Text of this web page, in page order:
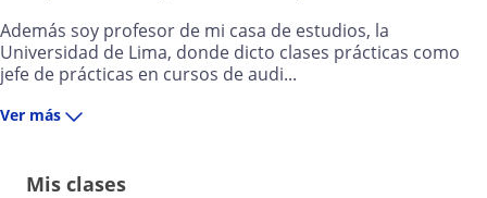
Además soy profesor de mi casa de estudios, la
Universidad de Lima, donde dicto clases prácticas como
jefe de prácticas en cursos de audi...
Ver más
Mis clases